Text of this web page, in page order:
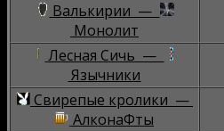
Валькирии —
Монолит
Лесная Сичь —
Язычники
Свирепые кролики —
АлконаФты